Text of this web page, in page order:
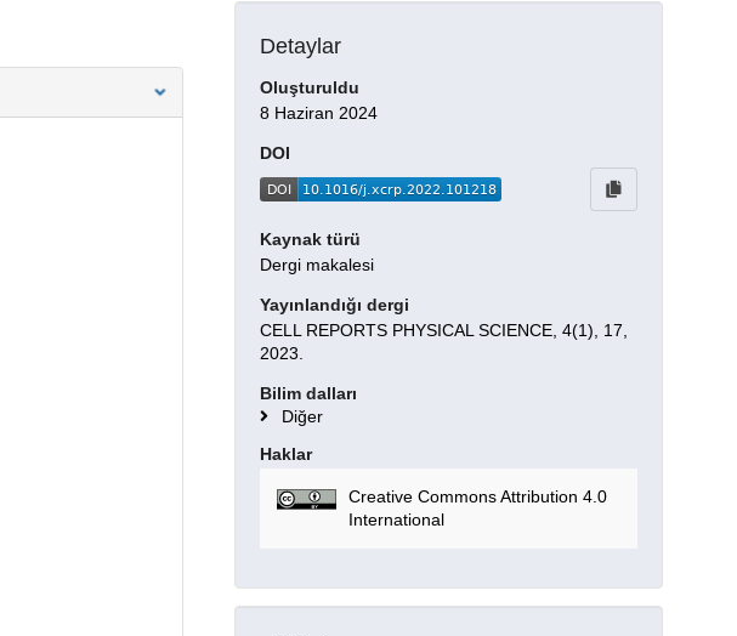
Detaylar
Oluşturuldu
8 Haziran 2024
DOI
Kaynak türü
Dergi makalesi
Yayınlandığı dergi
CELL REPORTS PHYSICAL SCIENCE, 4(1), 17,
2023.
Bilim dalları
Diğer
Haklar
Creative Commons Attribution 4.0
International